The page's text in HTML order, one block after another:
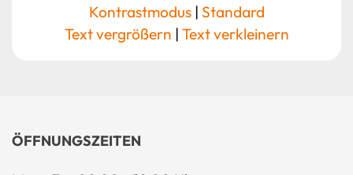
Kontrastmodus| Standard
Text vergrößern | Text verkleinern
ÖFFNUNGSZEITEN